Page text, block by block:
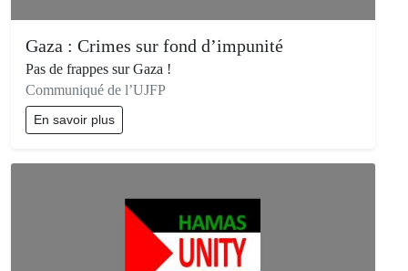
Gaza : Crimes sur fond d’impunité
Pas de frappes sur Gaza !
Communiqué de l’UJFP
En savoir plus